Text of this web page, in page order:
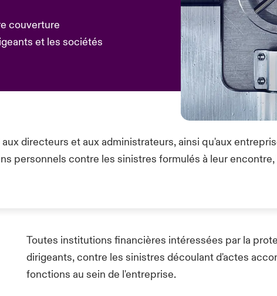
couverture
et les sociétés
directeurs et aux administrateurs, ainsi qu'aux
personnels contre les sinistres formulés à leur
Toutes institutions financières intéressées par la
dirigeants, contre les sinistres découlant d'actes
fonctions au sein de l'entreprise.